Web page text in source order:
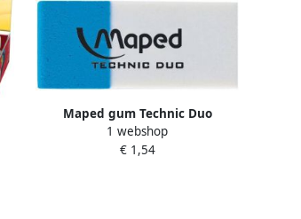
Maped gum Technic Duo
1 webshop
€ 1,54